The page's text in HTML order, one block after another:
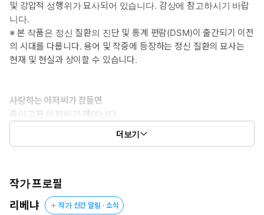
한다. 그렇게 아저씨밖에 모르던 소녀는 어느 날 어떤 사건을 계기로
그에게서 벗어나 홀로서기를 시작하는데….
#성장여주 #짝사랑녀>무심녀
콜사인 강철 그리핀. 천부적인 공중전 실력을 자랑하는 공군의
에이스, 로렌츠 폰 아이젠하르트 남작.
…이라고 주장하지만 실은 에드윈의 머릿속에서 태어난 지 1년밖에
되지 않은 인격. 이런 꼴도 태어났다고 할 수 있다면. 인간을 심리적
으로 지배하고 조종함으로써 인간이 못 되는 제 비참한 처지를 잊으
지젤 비숍. 에드윈 에클스턴의 천사.
그 천사가 타락하는 날, 크게 비웃어 주리라. 그리고 그 천사가 비로
소 죽는 날엔….
및 강압적 성행위가 묘사되어 있습니다. 감상에 참고하시기 바랍
니다.
※ 본 작품은 정신 질환의 진단 및 통계 편람(DSM)이 출간되기 이전
의 시대를 다룹니다. 용어 및 작중에 등장하는 정신 질환의 묘사는
현재 및 현실과 상이할 수 있습니다.
사랑하는 아저씨가 잠들면
죽이고픈 아저씨가 깨어난다.
저를 전쟁터에서 구해 키워 준 아저씨, 에드윈을 짝사랑하는 지젤.
단념하려 아무리 애를 써도 다정한 그에게 자꾸만 마음이 기울던
어느 밤….
더보기
작가 프로필
리베냐
작가 신간 알림 · 소식